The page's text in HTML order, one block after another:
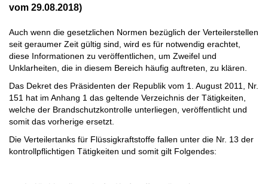
vom 29.08.2018)
Auch wenn die gesetzlichen Normen bezüglich der Verteilerstellen
seit geraumer Zeit gültig sind, wird es für notwendig erachtet,
diese Informationen zu veröffentlichen, um Zweifel und
Unklarheiten, die in diesem Bereich häufig auftreten, zu klären.
Das Dekret des Präsidenten der Republik vom 1. August 2011, Nr.
151 hat im Anhang 1 das geltende Verzeichnis der Tätigkeiten,
welche der Brandschutzkontrolle unterliegen, veröffentlicht und
somit das vorherige ersetzt.
Die Verteilertanks für Flüssigkraftstoffe fallen unter die Nr. 13 der
kontrollpflichtigen Tätigkeiten und somit gilt Folgendes: